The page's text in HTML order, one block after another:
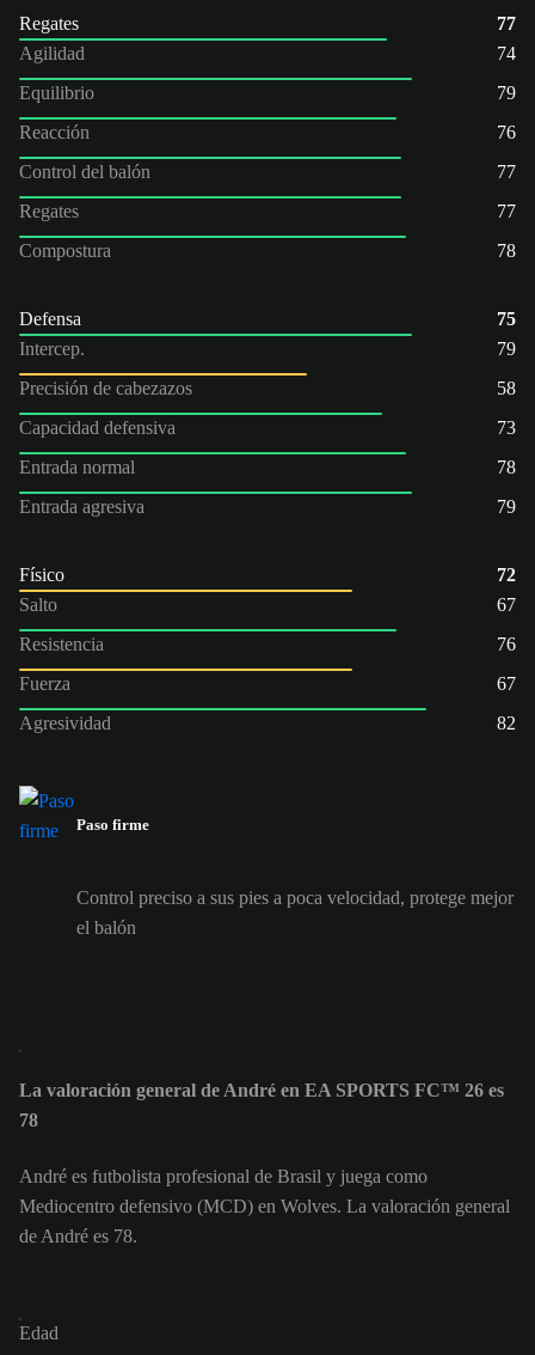
Regates
77
Agilidad
74
Equilibrio
79
Reacción
76
Control del balón
77
Regates
77
Compostura
78
Defensa
75
Intercep.
79
Precisión de cabezazos
58
Capacidad defensiva
73
Entrada normal
78
Entrada agresiva
79
Físico
72
Salto
67
Resistencia
76
Fuerza
67
Agresividad
82
Paso firme
Control preciso a sus pies a poca velocidad, protege mejor
el balón
La valoración general de André en EA SPORTS FC™ 26 es
78
André es futbolista profesional de Brasil y juega como
Mediocentro defensivo (MCD) en Wolves. La valoración general
de André es 78.
Edad